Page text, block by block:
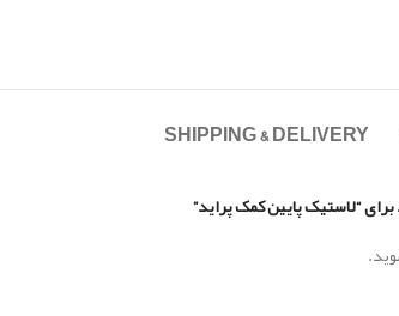
SHIPPING & DELIVERY
“لاستیک پایین کمک پراید”